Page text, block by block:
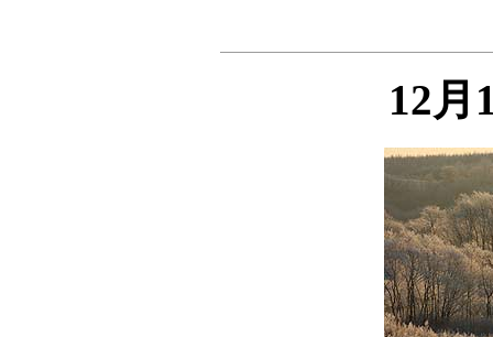
12月